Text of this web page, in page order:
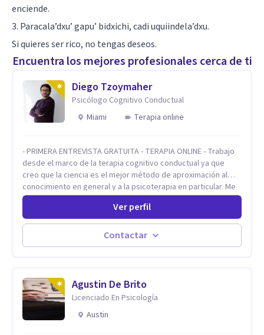
enciende.
3. Paracala’dxu’ gapu’ bidxichi, cadi uquiindela’dxu.
Si quieres ser rico, no tengas deseos.
Encuentra los mejores profesionales cerca de ti
Diego Tzoymaher
Psicólogo Cognitivo Conductual
Miami
Terapia online
- PRIMERA ENTREVISTA GRATUITA - TERAPIA ONLINE - Trabajo
desde el marco de la terapia cognitivo conductual ya que
creo que la ciencia es el mejor método de aproximación al
conocimiento en general y a la psicoterapia en particular. Me
interesan los procesos de cambio conductual por los que una
persona pueda alcanzar sus objetivos, transitando,
aceptando y modificando sus patrones cognitivos y
emocionales. Abordo patologías específicas como trastornos
de ansiedad y del ánimo, y también crisis vitales y procesos
Ver perfil
Contactar
Agustin De Brito
Licenciado En Psicología
Austin